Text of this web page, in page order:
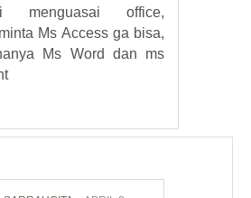
menguasai office,
Ms Access ga bisa,
Ms Word dan ms